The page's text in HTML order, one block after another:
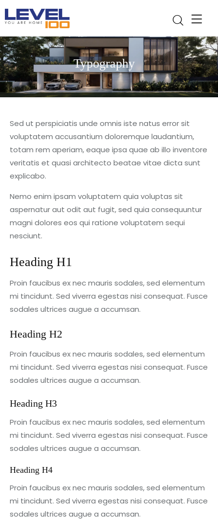
Typography
Sed ut perspiciatis unde omnis iste natus error sit
voluptatem accusantium doloremque laudantium,
totam rem aperiam, eaque ipsa quae ab illo inventore
veritatis et quasi architecto beatae vitae dicta sunt
explicabo.
Nemo enim ipsam voluptatem quia voluptas sit
aspernatur aut odit aut fugit, sed quia consequuntur
magni dolores eos qui ratione voluptatem sequi
nesciunt.
Heading H1
Proin faucibus ex nec mauris sodales, sed elementum
mi tincidunt. Sed viverra egestas nisi consequat. Fusce
sodales ultrices augue a accumsan.
Heading H2
Proin faucibus ex nec mauris sodales, sed elementum
mi tincidunt. Sed viverra egestas nisi consequat. Fusce
sodales ultrices augue a accumsan.
Heading H3
Proin faucibus ex nec mauris sodales, sed elementum
mi tincidunt. Sed viverra egestas nisi consequat. Fusce
sodales ultrices augue a accumsan.
Heading H4
Proin faucibus ex nec mauris sodales, sed elementum
mi tincidunt. Sed viverra egestas nisi consequat. Fusce
sodales ultrices augue a accumsan.